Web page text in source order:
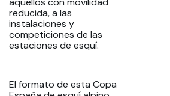
reducida, a las
instalaciones y
competiciones de las
estaciones de esquí.
El formato de esta Copa